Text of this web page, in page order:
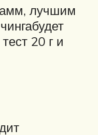
лучшим
20 г и